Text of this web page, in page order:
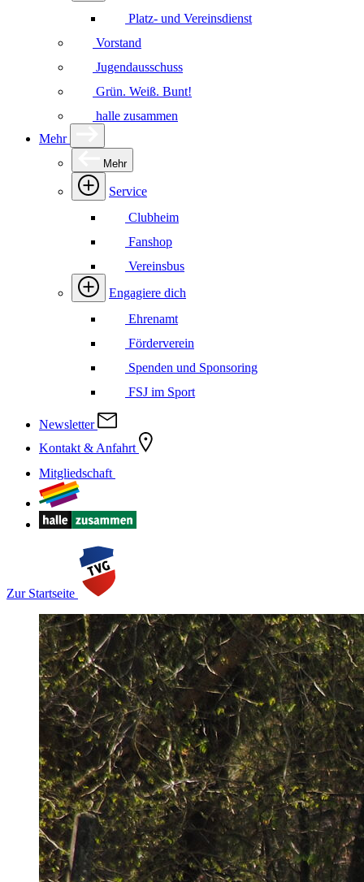
Platz- und Vereinsdienst
Vorstand
Jugendausschuss
Grün. Weiß. Bunt!
halle zusammen
Mehr
Mehr
Service
Clubheim
Fanshop
Vereinsbus
Engagiere dich
Ehrenamt
Förderverein
Spenden und Sponsoring
FSJ im Sport
Newsletter
Kontakt & Anfahrt
Mitgliedschaft
Zur Startseite